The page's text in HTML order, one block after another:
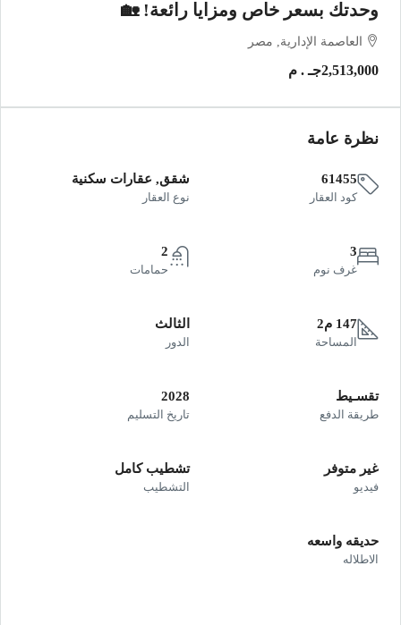
وحدتك بسعر خاص ومزايا رائعة! 🏡
العاصمة الإدارية, مصر
2,513,000جـ . م
نظرة عامة
61455
كود العقار
شقق, عقارات سكنية
نوع العقار
3
غرف نوم
2
حمامات
147 م2
المساحة
الثالث
الدور
تقسـيط
طريقة الدفع
2028
تاريخ التسليم
غير متوفر
فيديو
تشطيب كامل
التشطيب
حديقه واسعه
الاطلاله